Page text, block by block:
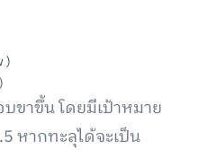
ขาขึ้น โดยมีเป้าหมาย
หากทะลุได้จะเป็น